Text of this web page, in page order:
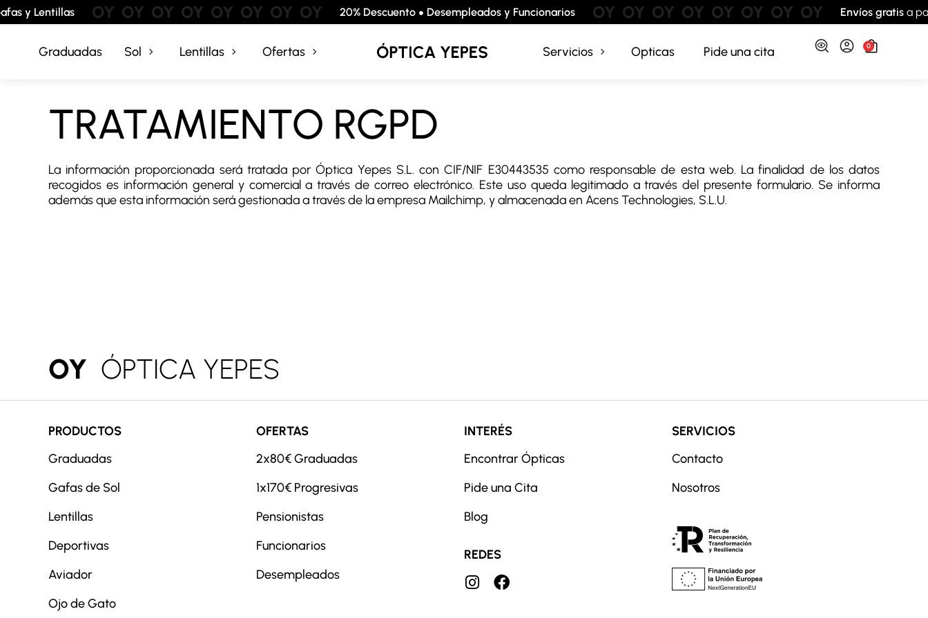
y Lentillas OY OY OY OY OY OY OY OY 20% Descuento Desempleados y Funcionarios OY OY OY OY OY OY OY OY Envíos gratisa
Graduadas Sol Lentillas Ofertas Servicios Opticas Pide una cita 0
TRATAMIENTO RGPD
La información proporcionada será tratada por Óptica Yepes S.L. con CIF/NIF E30443535 como responsable de esta web. La finalidad de los datos
recogidos es información general y comercial a través de correo electrónico. Este uso queda legitimado a través del presente formulario. Se informa
además que esta información será gestionada a través de la empresa Mailchimp, y almacenada en Acens Technologies, S.L.U.
OY ÓPTICA YEPES
PRODUCTOS
Graduadas
Gafas de Sol
Lentillas
Deportivas
Aviador
Ojo de Gato
OFERTAS
2x80€ Graduadas
1x170€ Progresivas
Pensionistas
Funcionarios
Desempleados
INTERÉS
Encontrar Ópticas
Pide una Cita
Blog
REDES
SERVICIOS
Contacto
Nosotros